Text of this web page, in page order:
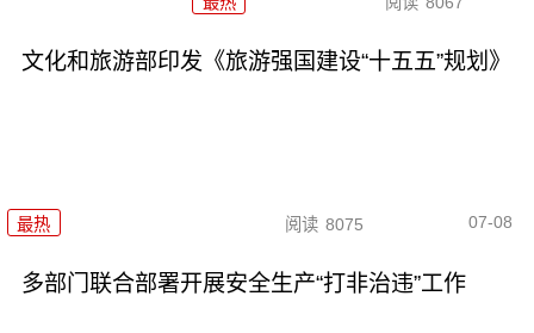
文化和旅游部印发《旅游强国建设“十五五”规划》
最热 阅读 8075 07-08
多部门联合部署开展安全生产“打非治违”工作